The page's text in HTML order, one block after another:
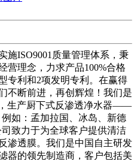
施ISO9001质量管理体系，秉
营理念，力求产品100%合格
专利和2项发明专利。在赢得
不断前进，再创辉煌！我们是
生产厨下式反渗透净水器——
如：孟加拉国、冰岛、新德
致力于为全球客户提供清洁
渗透膜。我们是中国自主研发
器的领先制造商，客户包括美